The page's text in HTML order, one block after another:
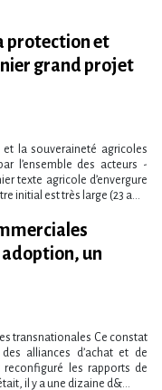
protection et
grand projet
la souveraineté agricoles
l​‌’ensemble des acteurs -
texte agricole d​‌’envergure
initial est très large (23 a...
adoption, un
transnationales Ce constat
alliances d’achat et de
les rapports de
il y a une dizaine d&...